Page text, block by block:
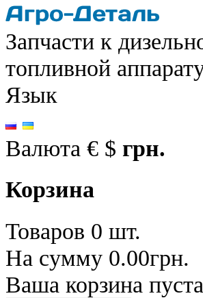
Запчасти к
топливной
Язык
Валюта € $ грн.
Корзина
Товаров 0 шт.
На сумму 0.00грн.
Ваша корзина